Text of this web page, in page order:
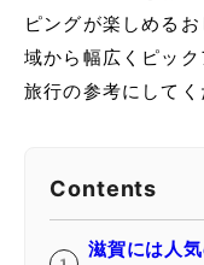
ピングが楽しめる
域から幅広くピッ
旅行の参考にしてく
Contents
滋賀には人